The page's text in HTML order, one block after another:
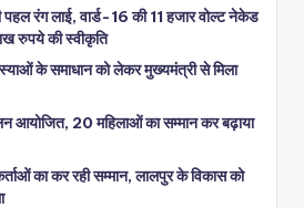
पहल रंग लाई, वार्ड-16 की 11 हजार वोल्ट नेकेड
रुपये की स्वीकृति
के समाधान को लेकर मुख्यमंत्री से मिला
आयोजित, 20 महिलाओं का सम्मान कर बढ़ाया
का कर रही सम्मान, लालपुर के विकास को